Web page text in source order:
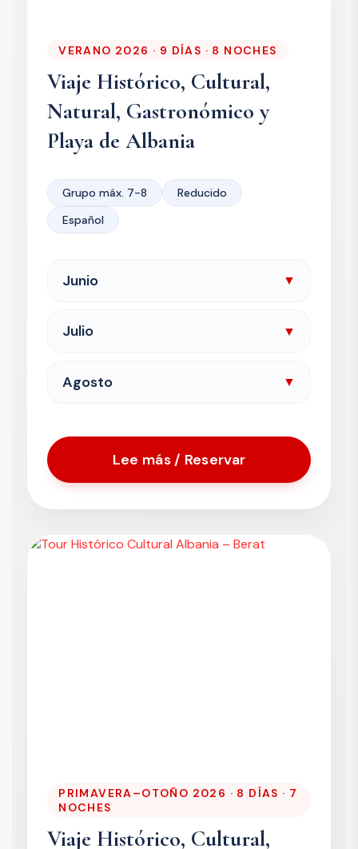
VERANO 2026 · 9 DÍAS · 8 NOCHES
Viaje Histórico, Cultural,
Natural, Gastronómico y
Playa de Albania
Grupo máx. 7-8
Reducido
Español
Junio ▼
Julio ▼
Agosto ▼
Lee más / Reservar
PRIMAVERA–OTOÑO 2026 · 8 DÍAS · 7
NOCHES
Viaje Histórico, Cultural,